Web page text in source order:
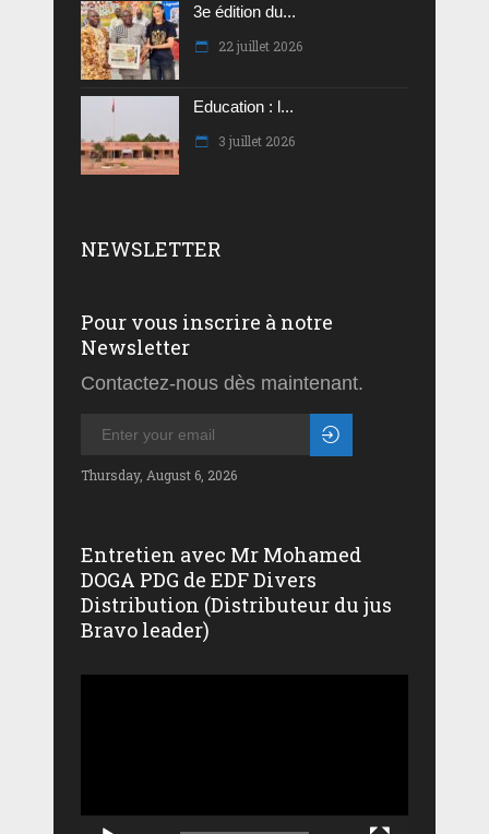
3e édition du...
22 juillet 2026
Education : l...
3 juillet 2026
NEWSLETTER
Pour vous inscrire à notre
Newsletter
Contactez-nous dès maintenant.
Thursday, August 6, 2026
Entretien avec Mr Mohamed
DOGA PDG de EDF Divers
Distribution (Distributeur du jus
Bravo leader)